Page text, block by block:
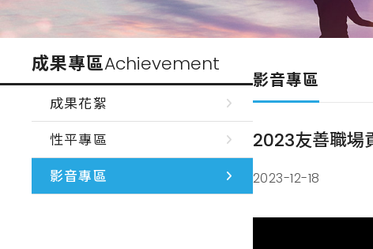
成果專區Achievement
成果花絮
性平專區
影音專區
影音專區
2023友善職場
2023-12-18